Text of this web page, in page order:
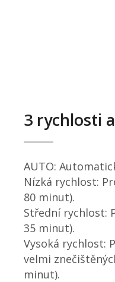
3 rychlosti
ΑUTO:
Nízká rychlost:
80 minut).
Střední rychlost:
35 minut).
Vysoká rychlost:
velmi
minut).